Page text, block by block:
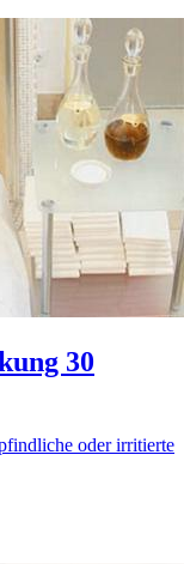
30
oder irritierte